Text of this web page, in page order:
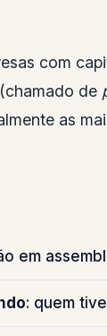
com
de
as
em
: quem